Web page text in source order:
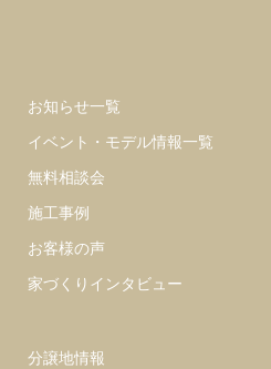
お知らせ一覧
イベント・モデル情報一覧
無料相談会
施工事例
お客様の声
家づくりインタビュー
分譲地情報